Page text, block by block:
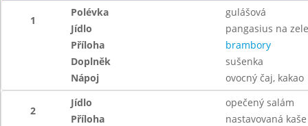
1
Polévka
gulášová
Jídlo
pangasius na
Příloha
brambory
Doplněk
sušenka
Nápoj
ovocný čaj, kakao
2
Jídlo
opečený salám
Příloha
nastavovaná kaše